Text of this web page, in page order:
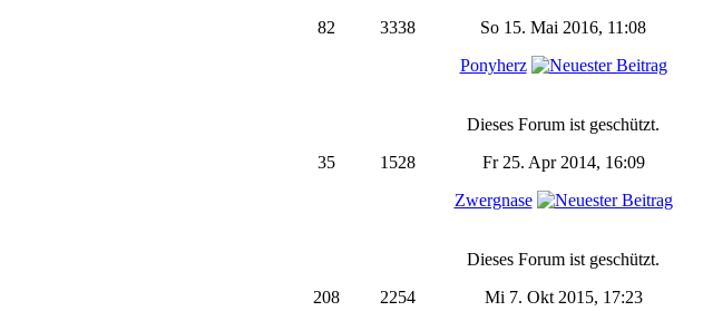
82 3338
So 15. Mai 2016, 11:08
Ponyherz
35 1528
Dieses Forum ist geschützt.
Fr 25. Apr 2014, 16:09
Zwergnase
208 2254
Dieses Forum ist geschützt.
Mi 7. Okt 2015, 17:23